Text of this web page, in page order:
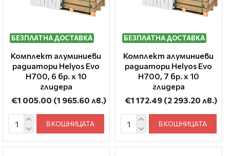
БЕЗПЛАТНА ДОСТАВКА
Комплект алуминиеви
радиатори Helyos Evo
H700, 6 бр. x 10
глидера
€1 005.00 (1 965.60 лв.)
В КОШНИЦАТА
БЕЗПЛАТНА ДОСТАВКА
Комплект алуминиеви
радиатори Helyos Evo
H700, 7 бр. x 10
глидера
€1 172.49 (2 293.20 лв.)
В КОШНИЦАТА